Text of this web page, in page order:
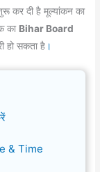
कर दी है मूल्यांकन का
का Bihar Board
हो सकता है ।
& Time